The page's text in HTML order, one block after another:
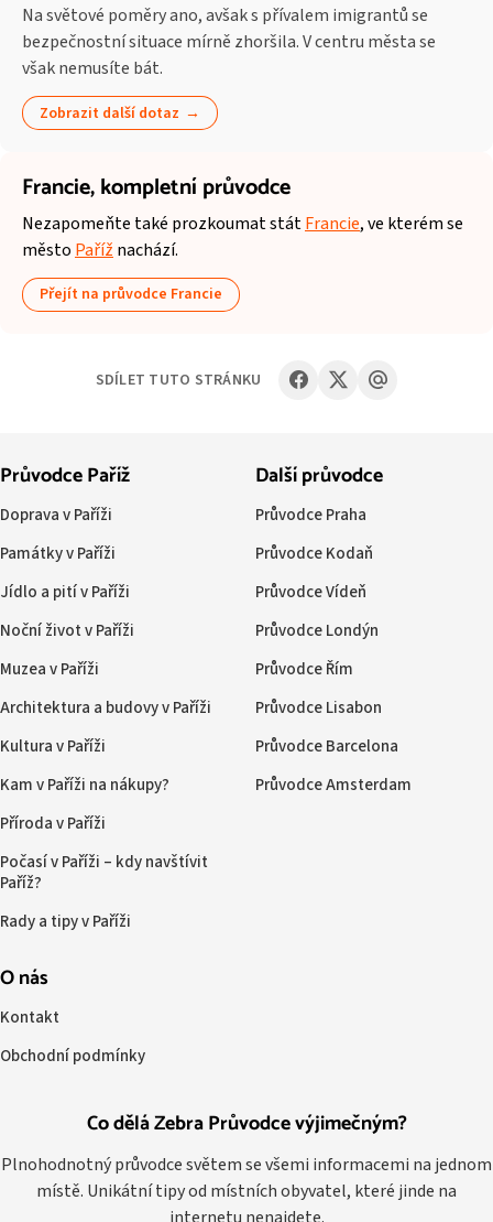
Na světové poměry ano, avšak s přívalem imigrantů se
bezpečnostní situace mírně zhoršila. V centru města se
však nemusíte bát.
Zobrazit další dotaz
Francie,kompletní průvodce
Nezapomeňte také prozkoumat státFrancie, ve kterém se
město Paříž nachází.
Přejít na průvodce Francie
SDÍLET TUTO STRÁNKU
Co dělá Zebra Průvodce výjimečným?
Plnohodnotný průvodce světem se všemi informacemi na jednom
místě. Unikátní tipy od místních obyvatel, které jinde na
Průvodce Paříž
Doprava v Paříži
Památky v Paříži
Jídlo a pití v Paříži
Noční život v Paříži
Muzea v Paříži
Architektura a budovy v Paříži
Kultura v Paříži
Kam v Paříži na nákupy?
Příroda v Paříži
Počasí v Paříži – kdy navštívit
Paříž?
Rady a tipy v Paříži
Další průvodce
Průvodce Praha
Průvodce Kodaň
Průvodce Vídeň
Průvodce Londýn
Průvodce Řím
Průvodce Lisabon
Průvodce Barcelona
Průvodce Amsterdam
O nás
Kontakt
Obchodní podmínky